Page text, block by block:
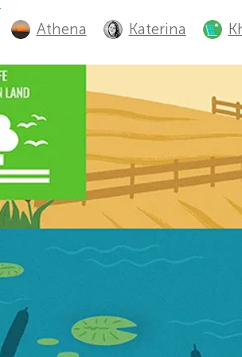
Athena Katerina